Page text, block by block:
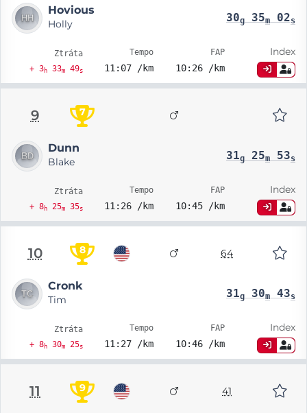
Hovious
Holly 30g35m02s
Ztráta
+ 3h33m49s
Tempo
11:07 /km
FAP
10:26 /km
Index
9 7
Dunn
Blake 31g25m53s
Ztráta
+ 8h25m35s
Tempo
11:26 /km
FAP
10:45 /km
Index
10 8 64
Cronk
Tim 31g30m43s
Ztráta
+ 8h30m25s
Tempo
11:27 /km
FAP
10:46 /km
Index
11 9 41